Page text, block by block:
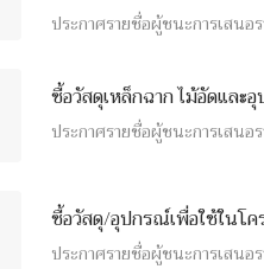
ประกาศรายชื่อผู้ชนะการเสนอ
ซื้อวัสดุเหล็กฉาก ไม้อัดและ
ประกาศรายชื่อผู้ชนะการเสนอ
ซื้อวัสดุ/อุปกรณ์เพื่อใช้ในโ
ประกาศรายชื่อผู้ชนะการเสนอ